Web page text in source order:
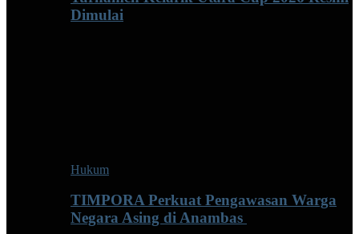
Dimulai
Hukum
TIMPORA Perkuat Pengawasan Warga
Negara Asing di Anambas ‎